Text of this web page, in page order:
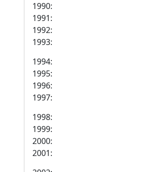
1990:
1991:
1992:
1993:
1994:
1995:
1996:
1997:
1998:
1999:
2000:
2001: